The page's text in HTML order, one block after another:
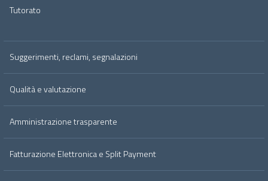
Tutorato
Suggerimenti, reclami, segnalazioni
Qualità e valutazione
Amministrazione trasparente
Fatturazione Elettronica e Split Payment